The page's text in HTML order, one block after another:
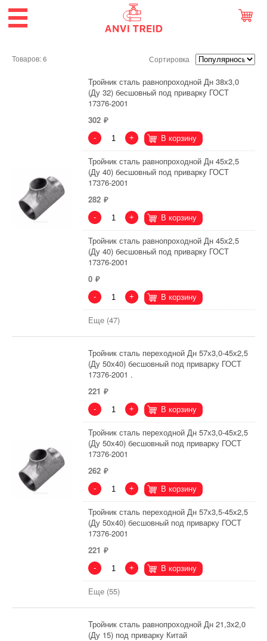
Товаров: 6 Сортировка
Тройник сталь равнопроходной Дн 38х3,0
(Ду 32) бесшовный под приварку ГОСТ
17376-2001
302
- + В корзину
Тройник сталь равнопроходной Дн 45х2,5
(Ду 40) бесшовный под приварку ГОСТ
17376-2001
282
- + В корзину
Тройник сталь равнопроходной Дн 45х2,5
(Ду 40) бесшовный под приварку ГОСТ
17376-2001
0
- + В корзину
Еще (47)
Тройник сталь переходной Дн 57х3,0-45х2,5
(Ду 50х40) бесшовный под приварку ГОСТ
17376-2001 .
221
- + В корзину
Тройник сталь переходной Дн 57х3,0-45х2,5
(Ду 50х40) бесшовный под приварку ГОСТ
17376-2001
262
- + В корзину
Тройник сталь переходной Дн 57х3,5-45х2,5
(Ду 50х40) бесшовный под приварку ГОСТ
17376-2001
221
- + В корзину
Еще (55)
Тройник сталь равнопроходной Дн 21,3х2,0
(Ду 15) под приварку Китай